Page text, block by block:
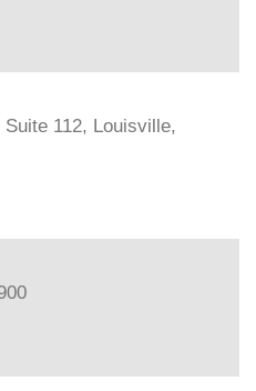
112, Louisville,